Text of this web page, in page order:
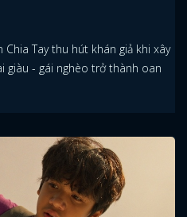
Tay thu hút khán giả khi xây
giàu - gái nghèo trở thành oan